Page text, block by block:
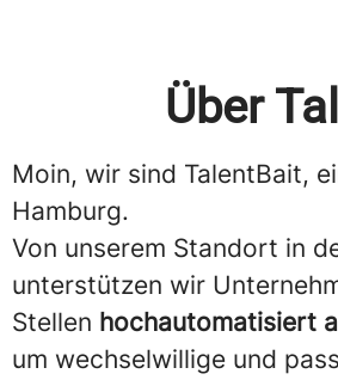
Über
Moin, wir sind TalentBait,
Hamburg.
Von unserem Standort in
unterstützen wir
Stellen hochautomatisiert
um wechselwillige und